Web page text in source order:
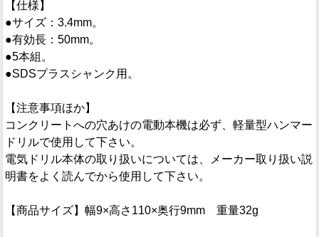
【仕様】
●サイズ：3.4mm。
●有効長：50mm。
●5本組。
●SDSプラスシャンク用。
【注意事項ほか】
コンクリートへの穴あけの電動本機は必ず、軽量型ハンマー
ドリルで使用して下さい。
電気ドリル本体の取り扱いについては、メーカー取り扱い説
明書をよく読んでから使用して下さい。
【商品サイズ】幅9×高さ110×奥行9mm 重量32g